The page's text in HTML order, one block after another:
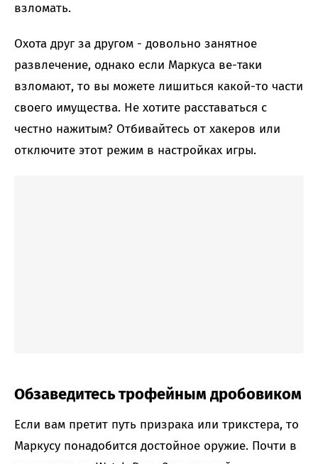
взломать.
Охота друг за другом - довольно занятное
развлечение, однако если Маркуса ве-таки
взломают, то вы можете лишиться какой-то части
своего имущества. Не хотите расставаться с
честно нажитым? Отбивайтесь от хакеров или
отключите этот режим в настройках игры.
Обзаведитесь трофейным дробовиком
Если вам претит путь призрака или трикстера, то
Маркусу понадобится достойное оружие. Почти в